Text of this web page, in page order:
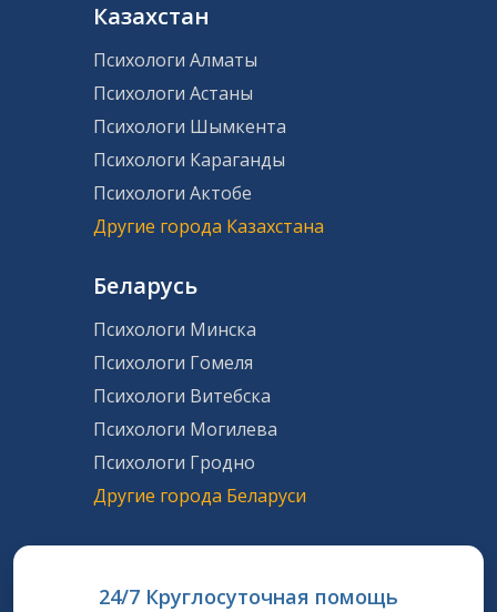
Казахстан
Психологи Алматы
Психологи Астаны
Психологи Шымкента
Психологи Караганды
Психологи Актобе
Другие города Казахстана
Беларусь
Психологи Минска
Психологи Гомеля
Психологи Витебска
Психологи Могилева
Психологи Гродно
Другие города Беларуси
24/7 Круглосуточная помощь